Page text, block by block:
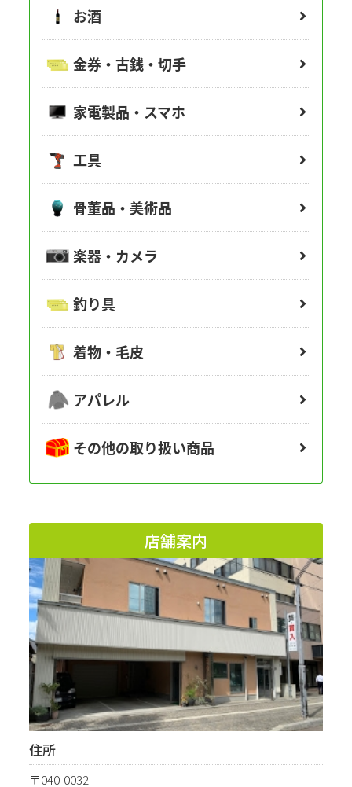
お酒
金券・古銭・切手
家電製品・スマホ
工具
骨董品・美術品
楽器・カメラ
釣り具
着物・毛皮
アパレル
その他の取り扱い商品
店舗案内
住所
〒040-0032